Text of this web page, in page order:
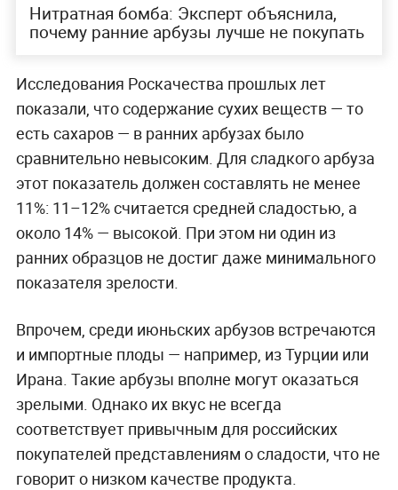
Нитратная бомба: Эксперт объяснила,
почему ранние арбузы лучше не покупать
Исследования Роскачества прошлых лет
показали, что содержание сухих веществ — то
есть сахаров — в ранних арбузах было
сравнительно невысоким. Для сладкого арбуза
этот показатель должен составлять не менее
11%: 11–12% считается средней сладостью, а
около 14% — высокой. При этом ни один из
ранних образцов не достиг даже минимального
показателя зрелости.
Впрочем, среди июньских арбузов встречаются
и импортные плоды — например, из Турции или
Ирана. Такие арбузы вполне могут оказаться
зрелыми. Однако их вкус не всегда
соответствует привычным для российских
покупателей представлениям о сладости, что не
говорит о низком качестве продукта.